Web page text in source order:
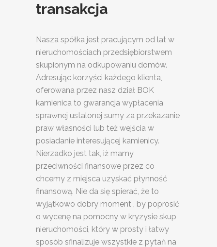
transakcja
Nasza spółka jest pracującym od lat w
nieruchomościach przedsiębiorstwem
skupionym na odkupowaniu domów.
Adresując korzyści każdego klienta,
oferowana przez nasz dział BOK
kamienica to gwarancja wypłacenia
sprawnej ustalonej sumy za przekazanie
praw własności lub też wejścia w
posiadanie interesującej kamienicy.
Nierzadko jest tak, iż mamy
przeciwności finansowe przez co
chcemy z miejsca uzyskać płynność
finansową. Nie da się spierać, że to
wyjątkowo dobry moment , by poprosić
o wycenę na pomocny w kryzysie skup
nieruchomości, który w prosty i łatwy
sposób sfinalizuje wszystkie z pytań na